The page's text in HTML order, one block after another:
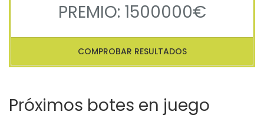
PREMIO: 1500000€
COMPROBAR RESULTADOS
Próximos botes en juego